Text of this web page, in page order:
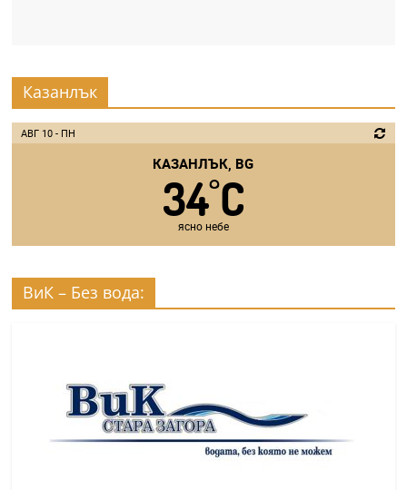
Казанлък
АВГ 10 - ПН
КАЗАНЛЪК, BG
34°C
ясно небе
ВиК – Без вода: